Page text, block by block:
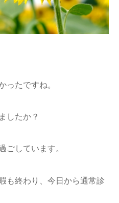
ったですね。
したか？
ごしています。
も終わり、今日から通常診